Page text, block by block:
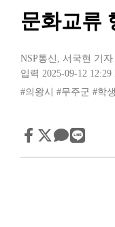
문화교류
NSP통신 , 서국현 기자
입력 2025-09-12 12:29
#의왕시
#무주군 #학